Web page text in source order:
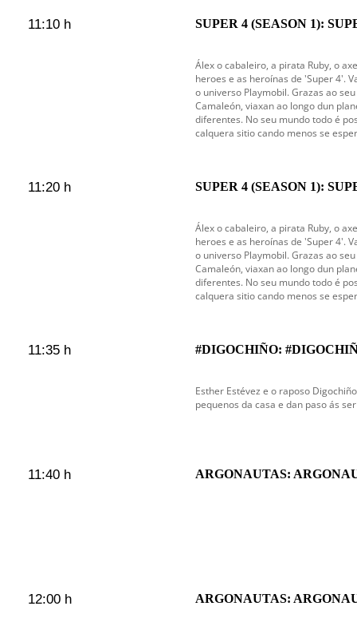
11:10 h SUPER 4 (SEASON 1):
Álex o cabaleiro, a pirata Ruby, o
heroes e as heroínas de 'Super 4'.
o universo Playmobil. Grazas ao
Camaleón, viaxan ao longo dun
diferentes. No seu mundo todo é
calquera sitio cando menos se
11:20 h SUPER 4 (SEASON 1):
Álex o cabaleiro, a pirata Ruby, o
heroes e as heroínas de 'Super 4'.
o universo Playmobil. Grazas ao
Camaleón, viaxan ao longo dun
diferentes. No seu mundo todo é
calquera sitio cando menos se
11:35 h #DIGOCHIÑO:
Esther Estévez e o raposo
pequenos da casa e dan paso ás
11:40 h ARGONAUTAS:
12:00 h ARGONAUTAS: